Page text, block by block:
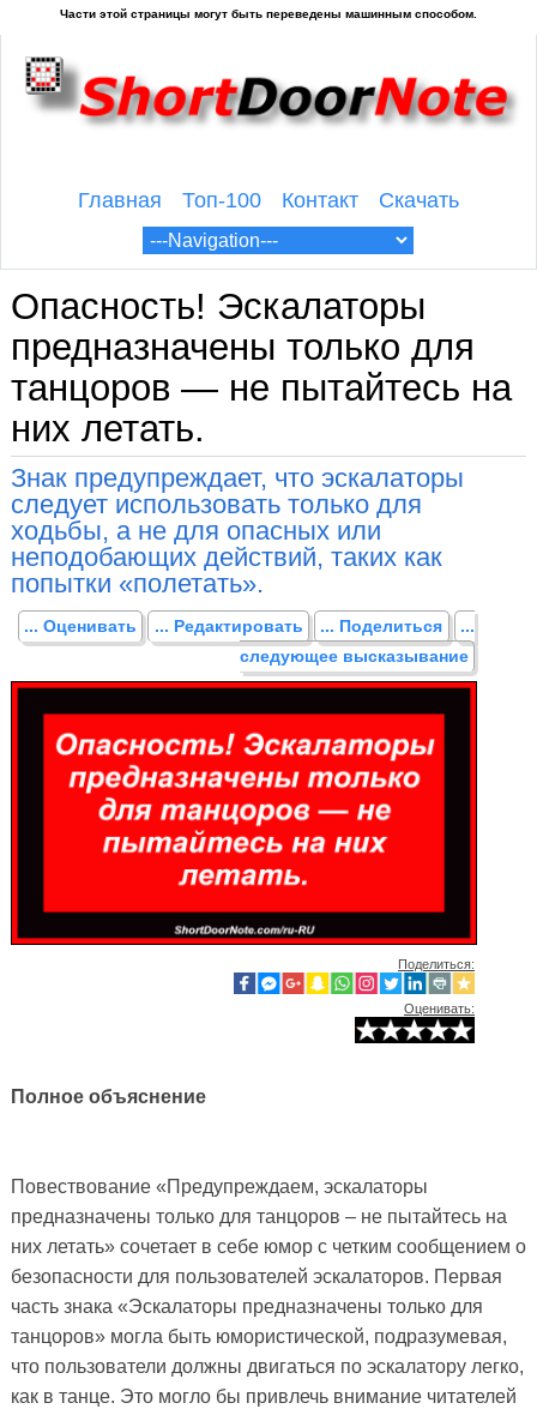
Главная Топ-100 Контакт Скачать
Опасность! Эскалаторы
предназначены только для
танцоров — не пытайтесь на
них летать.
Знак предупреждает, что эскалаторы
следует использовать только для
ходьбы, а не для опасных или
неподобающих действий, таких как
попытки «полетать».
... Оценивать ... Редактировать ... Поделиться
...
следующее высказывание
Поделиться:
Оценивать:
Полное объяснение
Повествование «Предупреждаем, эскалаторы
предназначены только для танцоров – не пытайтесь на
них летать» сочетает в себе юмор с четким сообщением о
безопасности для пользователей эскалаторов. Первая
часть знака «Эскалаторы предназначены только для
танцоров» могла быть юмористической, подразумевая,
что пользователи должны двигаться по эскалатору легко,
как в танце. Это могло бы привлечь внимание читателей